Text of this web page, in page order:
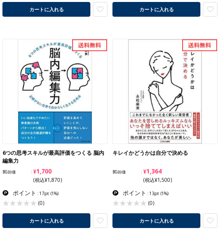
カートに入れる カートに入れる
6つの思考スキルが最高評価をつくる 脳内
編集力
BG卸価 ¥1,700
(税込¥1,870)
ポイント : 17pt (1%)
(0)
カートに入れる
キレイかどうかは自分で決める
BG卸価 ¥1,364
(税込¥1,500)
ポイント : 13pt (1%)
(0)
カートに入れる